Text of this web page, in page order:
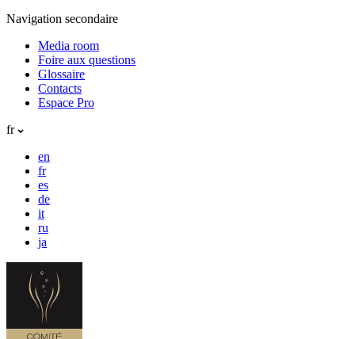
Navigation secondaire
Media room
Foire aux questions
Glossaire
Contacts
Espace Pro
fr
en
fr
es
de
it
ru
ja